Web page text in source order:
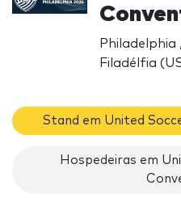
Philadelphia ,
Filadélfia
Stand em United
Hospedeiras em